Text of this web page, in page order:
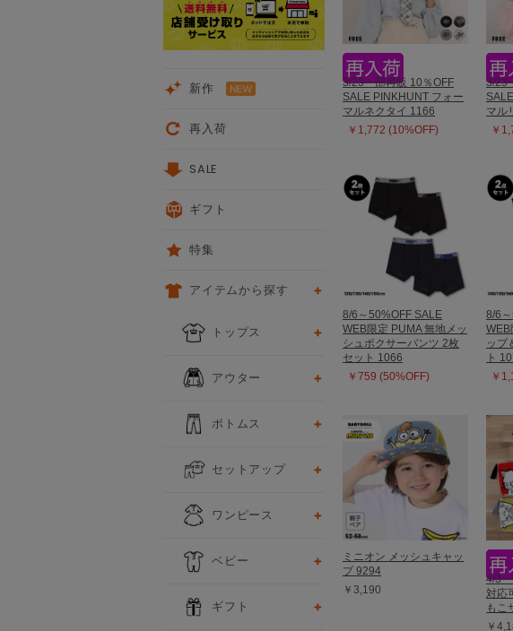
3/23一部再販 10％OFF
SALE PINKHUNT フォー
マルネクタイ 1166
￥1,772 (10%OFF)
3/23
マル
￥
8/6～50%OFF SALE
WEB限定 PUMA 無地メッ
シュボクサーパンツ 2枚
セット 1066
￥759 (50%OFF)
8/6
WEB
ップ
ト
￥
ミニオン メッシュキャッ
プ 9294
￥3,190
4/3一
対応
もこ
￥
新作
再入荷
SALE
ギフト
特集
アイテムから探す
トップス
アウター
ボトムス
セットアップ
ワンピース
ベビー
ギフト